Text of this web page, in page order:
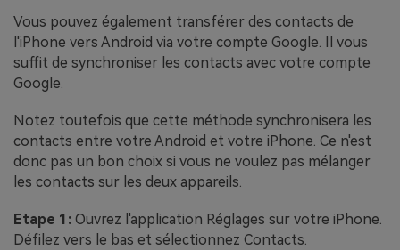
Vous pouvez également transférer des contacts de
l'iPhone vers Android via votre compte Google. Il vous
suffit de synchroniser les contacts avec votre compte
Google.
Notez toutefois que cette méthode synchronisera les
contacts entre votre Android et votre iPhone. Ce n'est
donc pas un bon choix si vous ne voulez pas mélanger
les contacts sur les deux appareils.
Etape 1: Ouvrez l'application Réglages sur votre iPhone.
Défilez vers le bas et sélectionnez Contacts.